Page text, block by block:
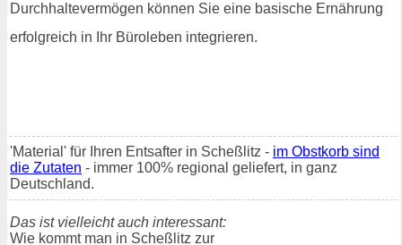
Durchhaltevermögen können Sie eine basische Ernährung
erfolgreich in Ihr Büroleben integrieren.
'Material' für Ihren Entsafter in Scheßlitz - im Obstkorb sind
die Zutaten - immer 100% regional geliefert, in ganz
Deutschland.
Das ist vielleicht auch interessant:
Wie kommt man in Scheßlitz zur